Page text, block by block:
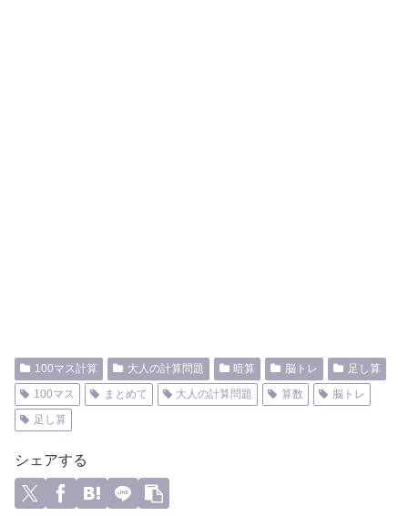
100マス計算 大人の計算問題 暗算 脳トレ
足し算
100マス
まとめて 大人の計算問題 算数
脳トレ
足し算
シェアする